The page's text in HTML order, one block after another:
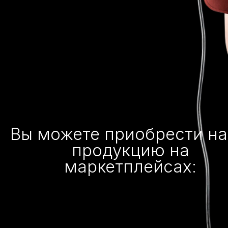
Вы можете приобрести
продукцию на
маркетплейсах: